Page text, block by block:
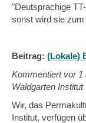
"Deutsprachige
sonst wird sie zum
Beitrag: (Lokale)
Kommentiert vor 1
Waldgarten Institut
Wir, das
Institut, verfügen